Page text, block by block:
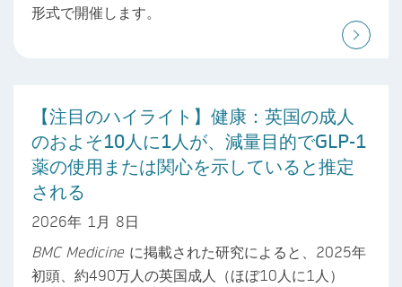
形式で開催します。
【注目のハイライト】健康：英国の成人
のおよそ10人に1人が、減量目的でGLP-1
薬の使用または関心を示していると推定
される
2026年 1月 8日
BMC Medicine に掲載された研究によると、2025年
初頭、約490万人の英国成人（ほぼ10人に1人）